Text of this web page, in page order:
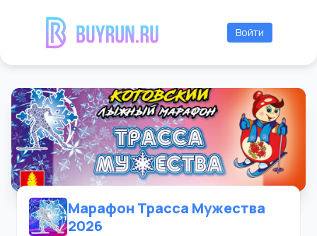
Войти
Марафон Трасса Мужества
2026